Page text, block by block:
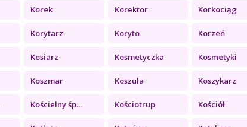
Korek Korektor Korkociąg
Korytarz Koryto Korzeń
Kosiarz Kosmetyczka Kosmetyki
Koszmar Koszula Koszykarz
Kościelny śp... Kościotrup Kościół